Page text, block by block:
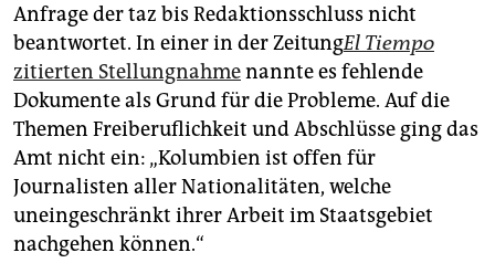
Anfrage der taz bis Redaktionsschluss nicht
beantwortet. In einer in der ZeitungEl Tiempo
zitierten Stellungnahmenannte es fehlende
Dokumente als Grund für die Probleme. Auf die
Themen Freiberuflichkeit und Abschlüsse ging das
Amt nicht ein: „Kolumbien ist offen für
Journalisten aller Nationalitäten, welche
uneingeschränkt ihrer Arbeit im Staatsgebiet
nachgehen können.“